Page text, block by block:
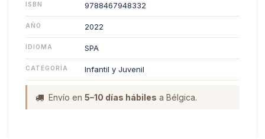
ISBN 9788467948332
AÑO 2022
IDIOMA SPA
CATEGORÍA Infantil y Juvenil
Envío en 5–10 días hábiles a Bélgica.